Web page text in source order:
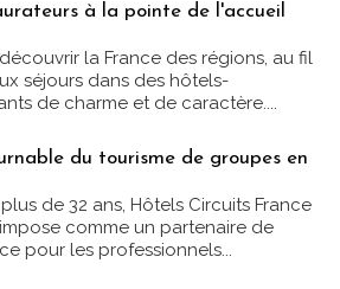
à la pointe de l'accueil
la France des régions, au fil
séjours dans des hôtels-
de charme et de caractère....
du tourisme de groupes en
de 32 ans, Hôtels Circuits France
comme un partenaire de
pour les professionnels...